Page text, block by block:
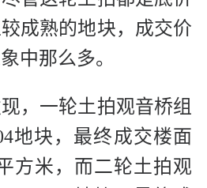
成熟的地块，成交价
中那么多。
，一轮土拍观音桥组
地块，最终成交楼面
方米，而二轮土拍观